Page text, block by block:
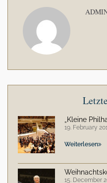
„Kleine
19. February
Weiterlesen
15. December